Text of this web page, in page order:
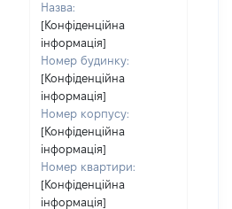
Назва:
[Конфіденційна
інформація]
Номер будинку:
[Конфіденційна
інформація]
Номер корпусу:
[Конфіденційна
інформація]
Номер квартири:
[Конфіденційна
інформація]